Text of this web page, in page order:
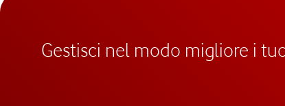
Gestisci nel modo migliore i